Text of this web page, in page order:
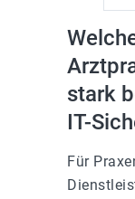
stark
IT-
Für